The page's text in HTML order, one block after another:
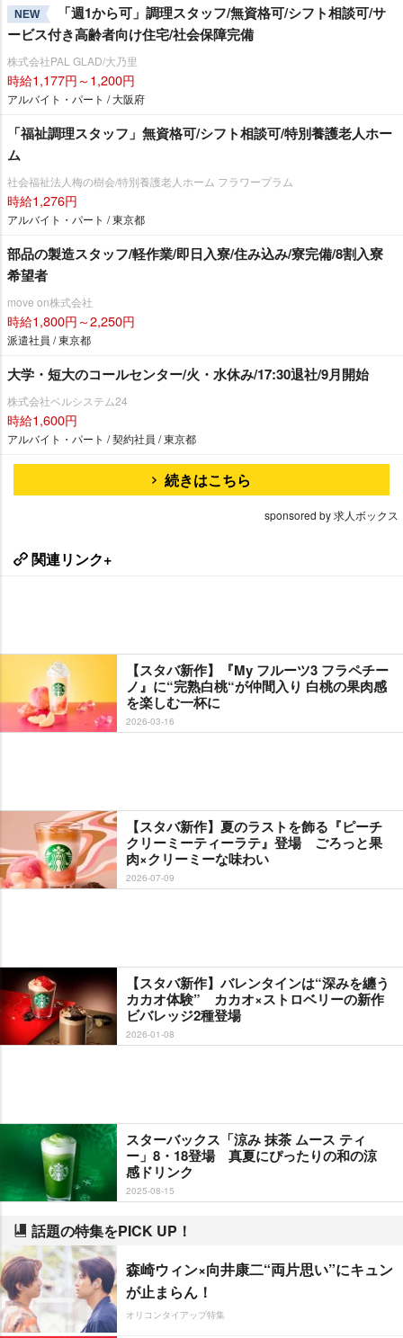
NEW
「週1から可」調理スタッフ/無資格可/シフト相談可/サ
ービス付き高齢者向け住宅/社会保障完備
株式会社PAL GLAD/大乃里
時給1,177円～1,200円
アルバイト・パート / 大阪府
「福祉調理スタッフ」無資格可/シフト相談可/特別養護老人ホー
ム
社会福祉法人梅の樹会/特別養護老人ホーム フラワープラム
時給1,276円
アルバイト・パート / 東京都
部品の製造スタッフ/軽作業/即日入寮/住み込み/寮完備/8割入寮
希望者
move on株式会社
時給1,800円～2,250円
派遣社員 / 東京都
大学・短大のコールセンター/火・水休み/17:30退社/9月開始
株式会社ベルシステム24
時給1,600円
アルバイト・パート / 契約社員 / 東京都
続きはこちら
sponsored by 求人ボックス
関連リンク+
【スタバ新作】『My フルーツ3 フラペチー
ノ』に“完熟白桃“が仲間入り 白桃の果肉感
を楽しむ一杯に
2026-03-16
【スタバ新作】夏のラストを飾る『ピーチ
クリーミーティーラテ』登場 ごろっと果
肉×クリーミーな味わい
2026-07-09
【スタバ新作】バレンタインは“深みを纏う
カカオ体験” カカオ×ストロベリーの新作
ビバレッジ2種登場
2026-01-08
スターバックス「涼み 抹茶 ムース ティ
ー」8・18登場 真夏にぴったりの和の涼
感ドリンク
2025-08-15
話題の特集をPICK UP！
森崎ウィン×向井康二“両片思い”にキュン
が止まらん！
オリコンタイアップ特集